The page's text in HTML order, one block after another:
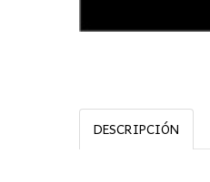
DESCRIPCIÓN